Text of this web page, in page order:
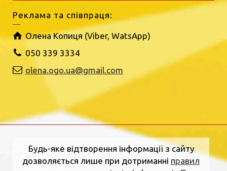
Реклама та співпраця:
Олена Копиця (Viber, WatsApp)
050 339 3334
olena.ogo.ua@gmail.com
Будь-яке відтворення інформації з сайту
дозволяється лише при дотриманні правил